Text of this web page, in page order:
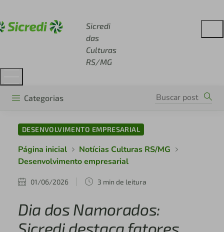
Sicredi
das
Culturas
RS/MG
Categorias
DESENVOLVIMENTO EMPRESARIAL
Página inicial
Notícias Culturas RS/MG
Desenvolvimento empresarial
01/06/2026 3 min de leitura
Dia dos Namorados:
Sicredi destaca fatores